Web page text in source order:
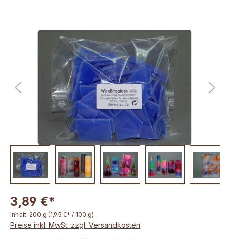
Bildergalerie überspringen
3,89 €*
Inhalt: 200 g (1,95 €* / 100 g)
Preise inkl. MwSt. zzgl. Versandkosten